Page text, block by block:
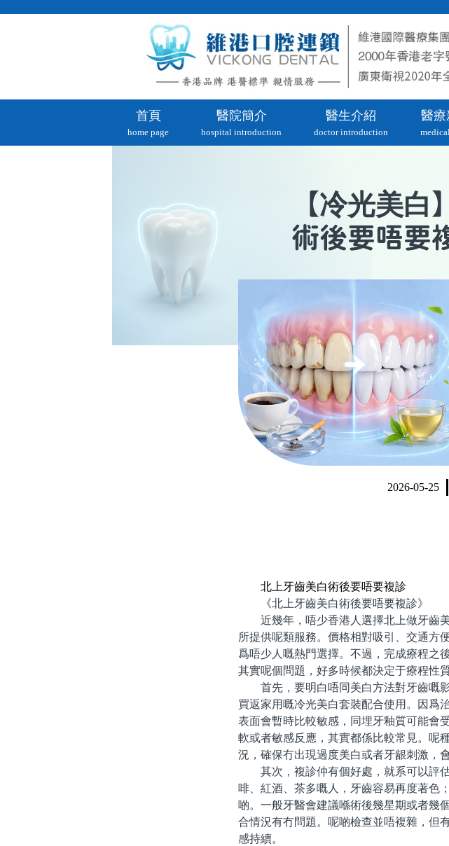
首頁
home page
醫院簡介
hospital introduction
醫生介紹
doctor introduction
醫療
【冷光美白
術後要唔要
2026-05-25
北上牙齒美白術後要唔要複診
《北上牙齒美白術後要唔要複診》
近幾年，唔少香港人選擇北上做牙齒美
所提供呢類服務。價格相對吸引、交通方
爲唔少人嘅熱門選擇。不過，完成療程之
其實呢個問題，好多時候都決定于療程性
首先，要明白唔同美白方法對牙齒嘅影
買返家用嘅冷光美白套裝配合使用。因爲
表面會暫時比較敏感，同埋牙釉質可能會
軟或者敏感反應，其實都係比較常見。呢
況，確保冇出現過度美白或者牙龈刺激，
其次，複診仲有個好處，就系可以評估
啡、紅酒、茶多嘅人，牙齒容易再度著色
啲。一般牙醫會建議喺術後幾星期或者幾
合情況有冇問題。呢啲檢查並唔複雜，但
感持續。